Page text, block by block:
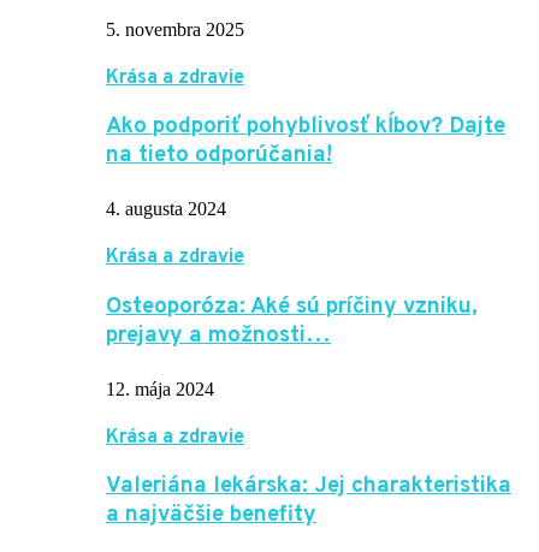
5. novembra 2025
Krása a zdravie
Ako podporiť pohyblivosť kĺbov? Dajte
na tieto odporúčania!
4. augusta 2024
Krása a zdravie
Osteoporóza: Aké sú príčiny vzniku,
prejavy a možnosti…
12. mája 2024
Krása a zdravie
Valeriána lekárska: Jej charakteristika
a najväčšie benefity